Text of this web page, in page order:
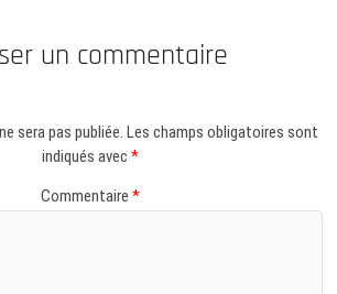
un commentaire
sera pas publiée. Les champs obligatoires sont
indiqués avec *
Commentaire *